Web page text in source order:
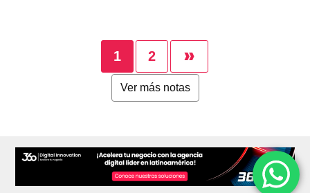
1 2 »
Ver más notas